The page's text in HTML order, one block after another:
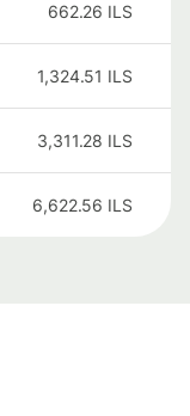
662.26 ILS
1,324.51 ILS
3,311.28 ILS
6,622.56 ILS